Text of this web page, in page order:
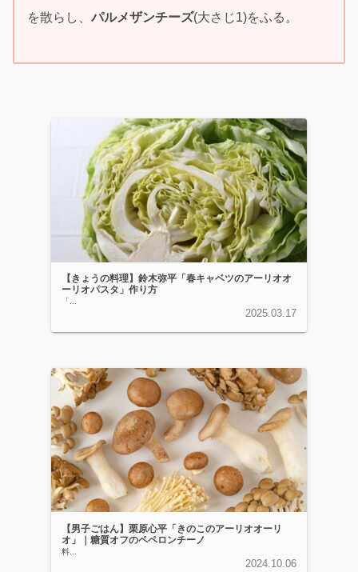
を散らし、 パルメザンチーズ(大さじ1)をふる。
【きょうの料理】鈴木弥平「春キャベツのアーリオオ
ーリオパスタ」作り方
「...
2025.03.17
【男子ごはん】栗原心平「きのこのアーリオオーリ
オ」｜糖質オフのペペロンチーノ
料...
2024.10.06